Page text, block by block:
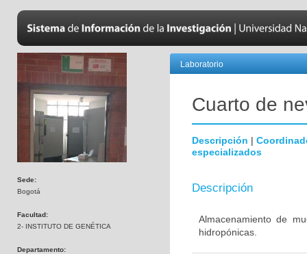
Sede:
Bogotá
Facultad:
2- INSTITUTO DE GENÉTICA
Departamento:
Laboratorio
Cuarto de
Descripción |
especializados
Descripción
Almacenamiento de
hidropónicas.